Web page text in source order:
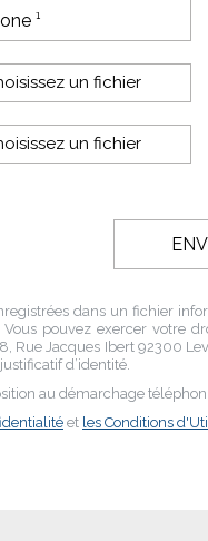
un fichier
un fichier
dans un fichier
pouvez exercer votre
Rue Jacques Ibert 92300
d’identité.
au démarchage
et les Conditions